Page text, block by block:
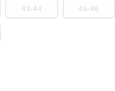
43-44 45-46